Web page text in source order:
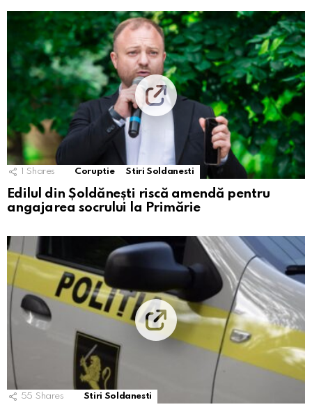
Shares Coruptie Stiri Soldanesti
Edilul din Șoldănești riscă amendă pentru
angajarea socrului la Primărie
55 Shares Stiri Soldanesti